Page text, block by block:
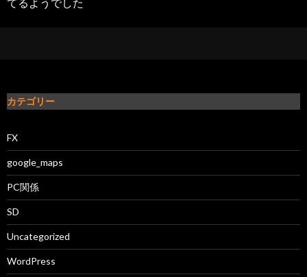
カテゴリー
FX
google_maps
PC関係
SD
Uncategorized
WordPress